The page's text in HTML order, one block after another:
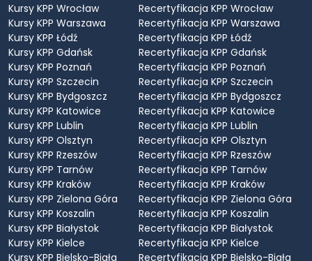
Kursy KPP Wrocław
Kursy KPP Warszawa
Kursy KPP Łódź
Kursy KPP Gdańsk
Kursy KPP Poznań
Kursy KPP Szczecin
Kursy KPP Bydgoszcz
Kursy KPP Katowice
Kursy KPP Lublin
Kursy KPP Olsztyn
Kursy KPP Rzeszów
Kursy KPP Tarnów
Kursy KPP Kraków
Kursy KPP Zielona Góra
Kursy KPP Koszalin
Kursy KPP Białystok
Kursy KPP Kielce
Kursy KPP Bielsko-Biała
Recertyfikacja KPP Wrocław
Recertyfikacja KPP Warszawa
Recertyfikacja KPP Łódź
Recertyfikacja KPP Gdańsk
Recertyfikacja KPP Poznań
Recertyfikacja KPP Szczecin
Recertyfikacja KPP Bydgoszcz
Recertyfikacja KPP Katowice
Recertyfikacja KPP Lublin
Recertyfikacja KPP Olsztyn
Recertyfikacja KPP Rzeszów
Recertyfikacja KPP Tarnów
Recertyfikacja KPP Kraków
Recertyfikacja KPP Zielona Góra
Recertyfikacja KPP Koszalin
Recertyfikacja KPP Białystok
Recertyfikacja KPP Kielce
Recertyfikacja KPP Bielsko-Biała